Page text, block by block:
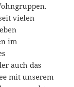
vielen
im
auch das
mit unserem